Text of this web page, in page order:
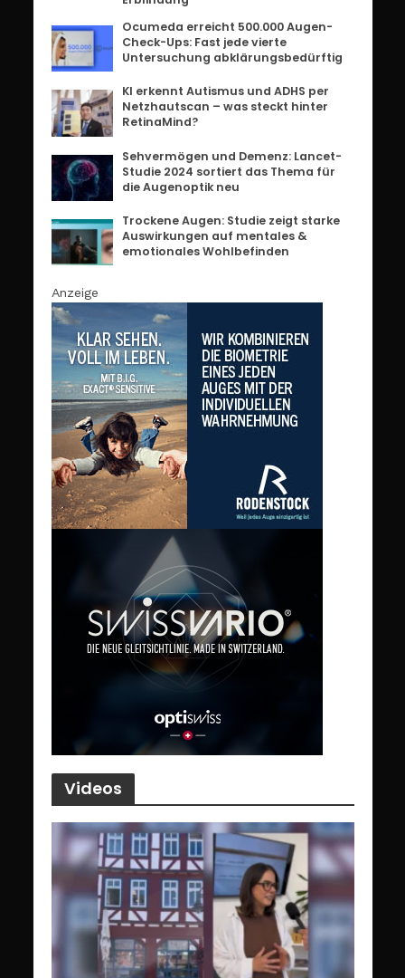
Ocumeda erreicht 500.000 Augen-
Check-Ups: Fast jede vierte
Untersuchung abklärungsbedürftig
KI erkennt Autismus und ADHS per
Netzhautscan – was steckt hinter
RetinaMind?
Sehvermögen und Demenz: Lancet-
Studie 2024 sortiert das Thema für
die Augenoptik neu
Trockene Augen: Studie zeigt starke
Auswirkungen auf mentales &
emotionales Wohlbefinden
Anzeige
Videos